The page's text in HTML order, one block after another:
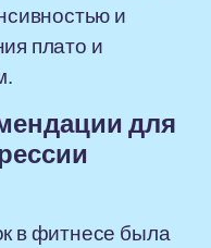
и
плато и
для
в фитнесе была